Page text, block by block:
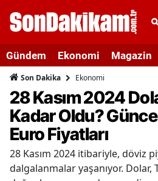
Gündem Ekonomi Magazin
Son Dakika Ekonomi
28 Kasım 2024
Kadar Oldu?
Euro Fiyatları
28 Kasım 2024 itibariyle, döviz
dalgalanmalar yaşanıyor. Dolar,